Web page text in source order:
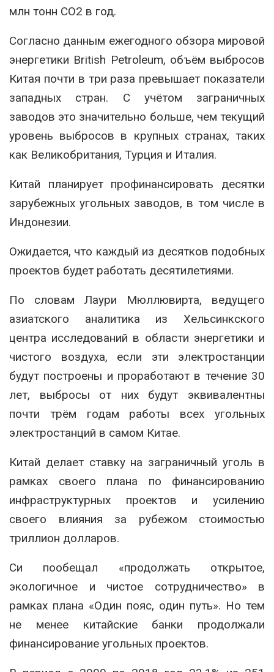
млн тонн СО2 в год.
Согласно данным ежегодного обзора мировой
энергетики British Petroleum, объём выбросов
Китая почти в три раза превышает показатели
западных стран. С учётом заграничных
заводов это значительно больше, чем текущий
уровень выбросов в крупных странах, таких
как Великобритания, Турция и Италия.
Китай планирует профинансировать десятки
зарубежных угольных заводов, в том числе в
Индонезии.
Ожидается, что каждый из десятков подобных
проектов будет работать десятилетиями.
По словам Лаури Мюллювирта, ведущего
азиатского аналитика из Хельсинкского
центра исследований в области энергетики и
чистого воздуха, если эти электростанции
будут построены и проработают в течение 30
лет, выбросы от них будут эквивалентны
почти трём годам работы всех угольных
электростанций в самом Китае.
Китай делает ставку на заграничный уголь в
рамках своего плана по финансированию
инфраструктурных проектов и усилению
своего влияния за рубежом стоимостью
триллион долларов.
Си пообещал «продолжать открытое,
экологичное и чистое сотрудничество» в
рамках плана «Один пояс, один путь». Но тем
не менее китайские банки продолжали
финансирование угольных проектов.